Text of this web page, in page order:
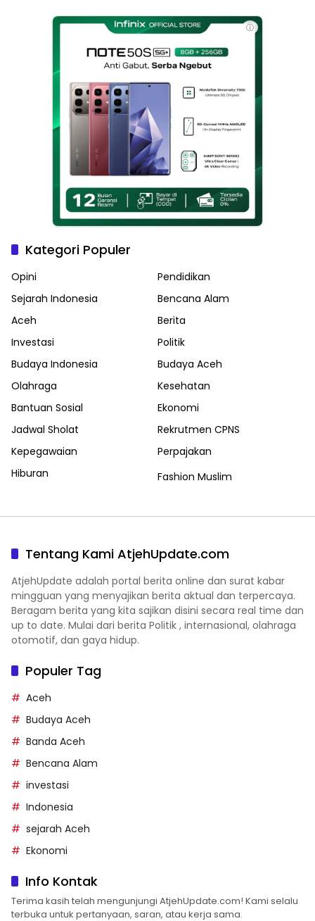
ⓘ
Kategori Populer
Opini
Pendidikan
Sejarah Indonesia
Bencana Alam
Aceh
Berita
Investasi
Politik
Budaya Indonesia
Budaya Aceh
Olahraga
Kesehatan
Bantuan Sosial
Ekonomi
Jadwal Sholat
Rekrutmen CPNS
Kepegawaian
Perpajakan
Hiburan
Fashion Muslim
Tentang Kami AtjehUpdate.com
AtjehUpdate adalah portal berita online dan surat kabar
mingguan yang menyajikan berita aktual dan terpercaya.
Beragam berita yang kita sajikan disini secara real time dan
up to date. Mulai dari berita Politik , internasional, olahraga
otomotif, dan gaya hidup.
Populer Tag
Aceh
Budaya Aceh
Banda Aceh
Bencana Alam
investasi
Indonesia
sejarah Aceh
Ekonomi
Info Kontak
Terima kasih telah mengunjungi AtjehUpdate.com! Kami selalu
terbuka untuk pertanyaan, saran, atau kerja sama.